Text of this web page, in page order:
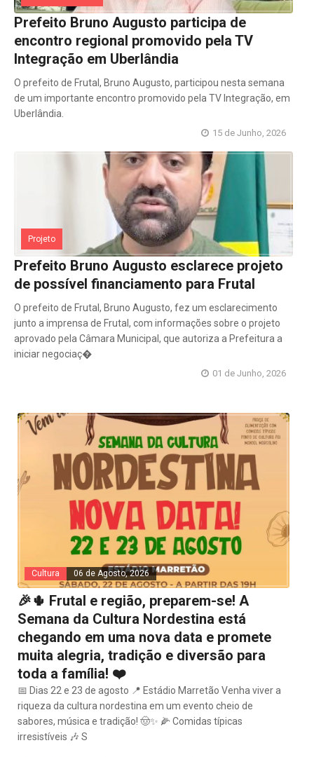
Prefeito Bruno Augusto participa de
encontro regional promovido pela TV
Integração em Uberlândia
O prefeito de Frutal, Bruno Augusto, participou nesta semana
de um importante encontro promovido pela TV Integração, em
Uberlândia.
15 de Junho, 2026
Projeto
Prefeito Bruno Augusto esclarece projeto
de possível financiamento para Frutal
O prefeito de Frutal, Bruno Augusto, fez um esclarecimento
junto a imprensa de Frutal, com informações sobre o projeto
aprovado pela Câmara Municipal, que autoriza a Prefeitura a
iniciar negociaç�
01 de Junho, 2026
Cultura 06 de Agosto, 2026
🎉🌵 Frutal e região, preparem-se! A
Semana da Cultura Nordestina está
chegando em uma nova data e promete
muita alegria, tradição e diversão para
toda a família! ❤️
📅 Dias 22 e 23 de agosto 📍 Estádio Marretão Venha viver a
riqueza da cultura nordestina em um evento cheio de
sabores, música e tradição! 🤠✨ 🌽 Comidas típicas
irresistíveis 🎶 S